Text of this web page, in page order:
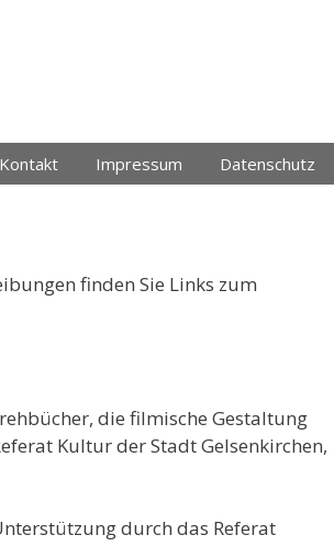
Kontakt Impressum Datenschutz
finden Sie Links zum
die filmische Gestaltung
Kultur der Stadt Gelsenkirchen,
durch das Referat